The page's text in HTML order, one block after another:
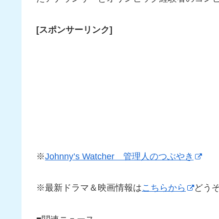
[スポンサーリンク]
※Johnny’s Watcher 管理人のつぶやき
※最新ドラマ＆映画情報はこちらから どう